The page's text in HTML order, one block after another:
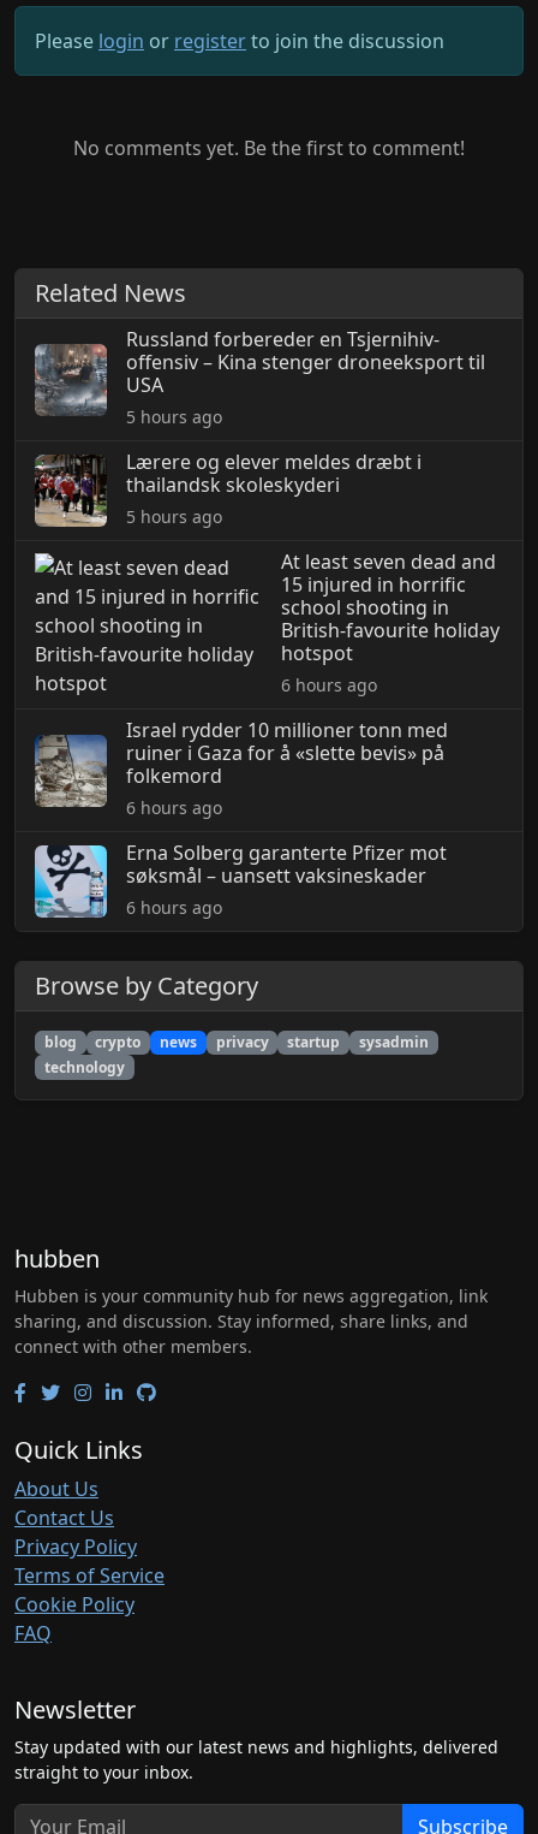
Please login or registerto join the discussion
No comments yet. Be the first to comment!
Related News
Russland forbereder en Tsjernihiv-
offensiv – Kina stenger droneeksport til
USA
5 hours ago
Lærere og elever meldes dræbt i
thailandsk skoleskyderi
5 hours ago
At least seven dead and
15 injured in horrific
school shooting in
British-favourite holiday
hotspot
6 hours ago
Israel rydder 10 millioner tonn med
ruiner i Gaza for å «slette bevis» på
folkemord
6 hours ago
Erna Solberg garanterte Pfizer mot
søksmål – uansett vaksineskader
6 hours ago
Browse by Category
blog crypto news privacy startup
sysadmin
technology
hubben
Hubben is your community hub for news aggregation, link
sharing, and discussion. Stay informed, share links, and
connect with other members.
Quick Links
About Us
Contact Us
Privacy Policy
Terms of Service
Cookie Policy
FAQ
Newsletter
Stay updated with our latest news and highlights, delivered
straight to your inbox.
Subscribe